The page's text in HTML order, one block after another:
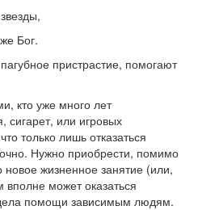
Бог.
пристрастие, помогают
кто уже много лет
сигарет, или игровых
только лишь отказаться
Нужно приобрести, помимо
новое жизненное занятие (или,
вполне может оказаться
помощи зависимым людям.